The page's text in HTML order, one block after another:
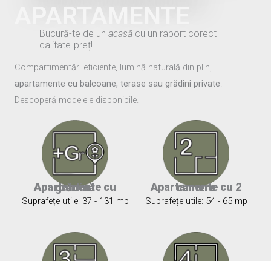
APARTAMENTE
Bucură-te de un acasă cu un raport corect
calitate-preț!
Compartimentări eficiente, lumină naturală din plin,
apartamente cu balcoane, terase sau grădini private
Descoperă modelele disponibile.
Apartamente cu grădină
Suprafețe utile: 37 - 131 mp
Apartamente cu 2 camere
Suprafețe utile: 54 - 65 mp